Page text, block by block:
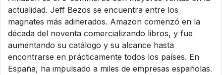
actualidad. Jeff Bezos se encuentra entre los
magnates más adinerados. Amazon comenzó en la
década del noventa comercializando libros, y fue
aumentando su catálogo y su alcance hasta
encontrarse en prácticamente todos los países. En
España, ha impulsado a miles de empresas españolas.